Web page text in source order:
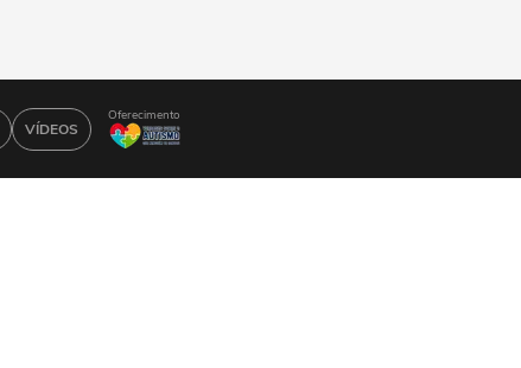
VÍDEOS
Oferecimento